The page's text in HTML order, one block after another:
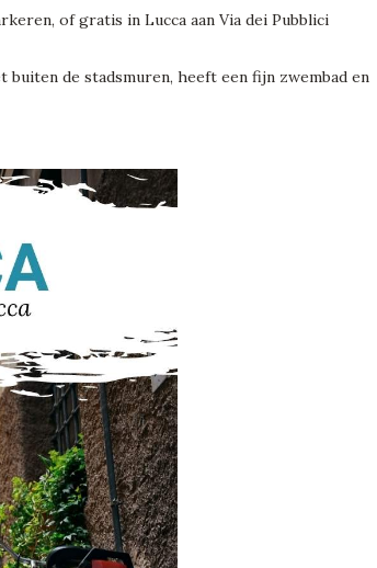
of gratis in Lucca aan Via dei Pubblici
buiten de stadsmuren, heeft een fijn zwembad en